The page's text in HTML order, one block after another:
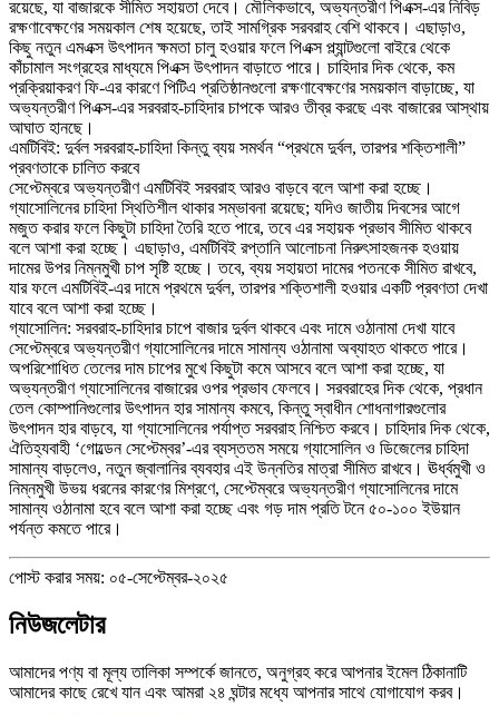
রয়েছে, যা বাজারকে সীমিত সহায়তা দেবে। মৌলিকভাবে, অভ্যন্তরীণ পিএক্স-এর নিবিড়
রক্ষণাবেক্ষণের সময়কাল শেষ হয়েছে, তাই সামগ্রিক সরবরাহ বেশি থাকবে। এছাড়াও,
কিছু নতুন এমএক্স উৎপাদন ক্ষমতা চালু হওয়ার ফলে পিএক্স প্ল্যান্টগুলো বাইরে থেকে
কাঁচামাল সংগ্রহের মাধ্যমে পিএক্স উৎপাদন বাড়াতে পারে। চাহিদার দিক থেকে, কম
প্রক্রিয়াকরণ ফি-এর কারণে পিটিএ প্রতিষ্ঠানগুলো রক্ষণাবেক্ষণের সময়কাল বাড়াচ্ছে, যা
অভ্যন্তরীণ পিএক্স-এর সরবরাহ-চাহিদার চাপকে আরও তীব্র করছে এবং বাজারের আস্থায়
আঘাত হানছে।
এমটিবিই: দুর্বল সরবরাহ-চাহিদা কিন্তু ব্যয় সমর্থন “প্রথমে দুর্বল, তারপর শক্তিশালী”
প্রবণতাকে চালিত করবে
সেপ্টেম্বরে অভ্যন্তরীণ এমটিবিই সরবরাহ আরও বাড়বে বলে আশা করা হচ্ছে।
গ্যাসোলিনের চাহিদা স্থিতিশীল থাকার সম্ভাবনা রয়েছে; যদিও জাতীয় দিবসের আগে
মজুত করার ফলে কিছুটা চাহিদা তৈরি হতে পারে, তবে এর সহায়ক প্রভাব সীমিত থাকবে
বলে আশা করা হচ্ছে। এছাড়াও, এমটিবিই রপ্তানি আলোচনা নিরুৎসাহজনক হওয়ায়
দামের উপর নিম্নমুখী চাপ সৃষ্টি হচ্ছে। তবে, ব্যয় সহায়তা দামের পতনকে সীমিত রাখবে,
যার ফলে এমটিবিই-এর দামে প্রথমে দুর্বল, তারপর শক্তিশালী হওয়ার একটি প্রবণতা দেখা
যাবে বলে আশা করা হচ্ছে।
গ্যাসোলিন: সরবরাহ-চাহিদার চাপে বাজার দুর্বল থাকবে এবং দামে ওঠানামা দেখা যাবে
সেপ্টেম্বরে অভ্যন্তরীণ গ্যাসোলিনের দামে সামান্য ওঠানামা অব্যাহত থাকতে পারে।
অপরিশোধিত তেলের দাম চাপের মুখে কিছুটা কমে আসবে বলে আশা করা হচ্ছে, যা
অভ্যন্তরীণ গ্যাসোলিনের বাজারের ওপর প্রভাব ফেলবে। সরবরাহের দিক থেকে, প্রধান
তেল কোম্পানিগুলোর উৎপাদন হার সামান্য কমবে, কিন্তু স্বাধীন শোধনাগারগুলোর
উৎপাদন হার বাড়বে, যা গ্যাসোলিনের পর্যাপ্ত সরবরাহ নিশ্চিত করবে। চাহিদার দিক থেকে,
ঐতিহ্যবাহী ‘গোল্ডেন সেপ্টেম্বর’-এর ব্যস্ততম সময়ে গ্যাসোলিন ও ডিজেলের চাহিদা
সামান্য বাড়লেও, নতুন জ্বালানির ব্যবহার এই উন্নতির মাত্রা সীমিত রাখবে। ঊর্ধ্বমুখী ও
নিম্নমুখী উভয় ধরনের কারণের মিশ্রণে, সেপ্টেম্বরে অভ্যন্তরীণ গ্যাসোলিনের দামে
সামান্য ওঠানামা হবে বলে আশা করা হচ্ছে এবং গড় দাম প্রতি টনে ৫০-১০০ ইউয়ান
পর্যন্ত কমতে পারে।
পোস্ট করার সময়: ০৫-সেপ্টেম্বর-২০২৫
নিউজলেটার
আমাদের পণ্য বা মূল্য তালিকা সম্পর্কে জানতে, অনুগ্রহ করে আপনার ইমেল ঠিকানাটি
আমাদের কাছে রেখে যান এবং আমরা ২৪ ঘন্টার মধ্যে আপনার সাথে যোগাযোগ করব।